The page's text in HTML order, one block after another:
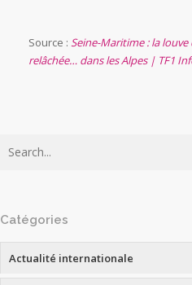
Source :Seine-Maritime : la
relâchée… dans les Alpes | TF1
Catégories
Actualité internationale